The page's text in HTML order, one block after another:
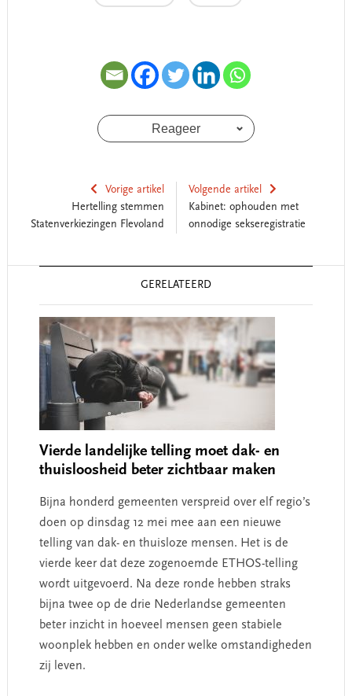
Reageer
Vorige artikel
Hertelling stemmen
Statenverkiezingen Flevoland
Volgende artikel
Kabinet: ophouden met
onnodige sekseregistratie
GERELATEERD
Vierde landelijke telling moet dak- en
thuisloosheid beter zichtbaar maken
Bijna honderd gemeenten verspreid over elf regio’s
doen op dinsdag 12 mei mee aan een nieuwe
telling van dak- en thuisloze mensen. Het is de
vierde keer dat deze zogenoemde ETHOS-telling
wordt uitgevoerd. Na deze ronde hebben straks
bijna twee op de drie Nederlandse gemeenten
beter inzicht in hoeveel mensen geen stabiele
woonplek hebben en onder welke omstandigheden
zij leven.